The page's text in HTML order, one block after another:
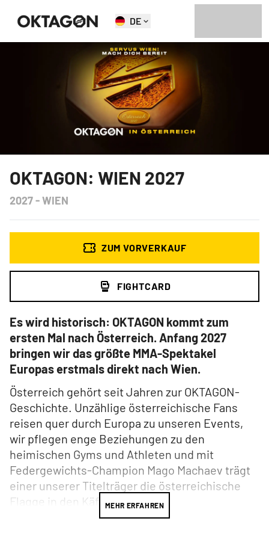
DE
OKTAGON: WIEN 2027
2027-WIEN
ZUM VORVERKAUF
FIGHTCARD
Es wird historisch: OKTAGON kommt zum
ersten Mal nach Österreich. Anfang 2027
bringen wir das größte MMA-Spektakel
Europas erstmals direkt nach Wien.
Österreich gehört seit Jahren zur OKTAGON-
Geschichte. Unzählige österreichische Fans
reisen quer durch Europa zu unseren Events,
wir pflegen enge Beziehungen zu den
heimischen Gyms und Athleten und mit
Federgewichts-Champion Mago Machaev trägt
einer unserer Titelträger die österreichische
Flagge in den Käfig.MEHR ERFAHREN